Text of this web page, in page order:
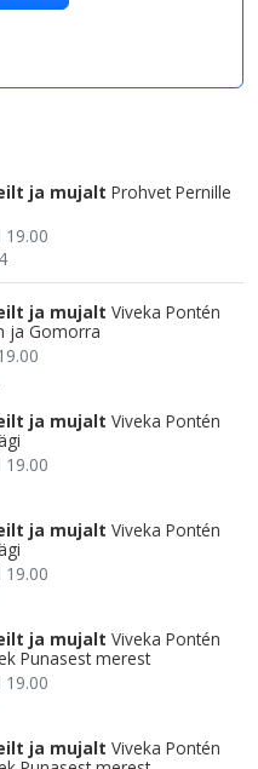
ja mujalt Prohvet Pernille
19.00
ja mujalt Viveka Pontén
ja Gomorra
ja mujalt Viveka Pontén
19.00
ja mujalt Viveka Pontén
19.00
ja mujalt Viveka Pontén
Punasest merest
19.00
ja mujalt Viveka Pontén